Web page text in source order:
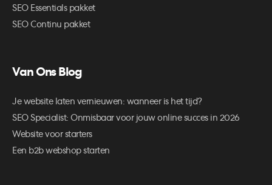
SEO Essentials pakket
SEO Continu pakket
Van Ons Blog
Je website laten vernieuwen: wanneer is het tijd?
SEO Specialist: Onmisbaar voor jouw online succes in 2026
Website voor starters
Een b2b webshop starten